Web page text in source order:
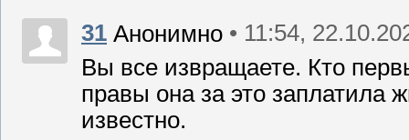
31 Анонимно • 11:54,
Вы все извращаете. Кто
правы она за это заплатила
известно.